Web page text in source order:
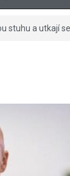
stuhu a utkají